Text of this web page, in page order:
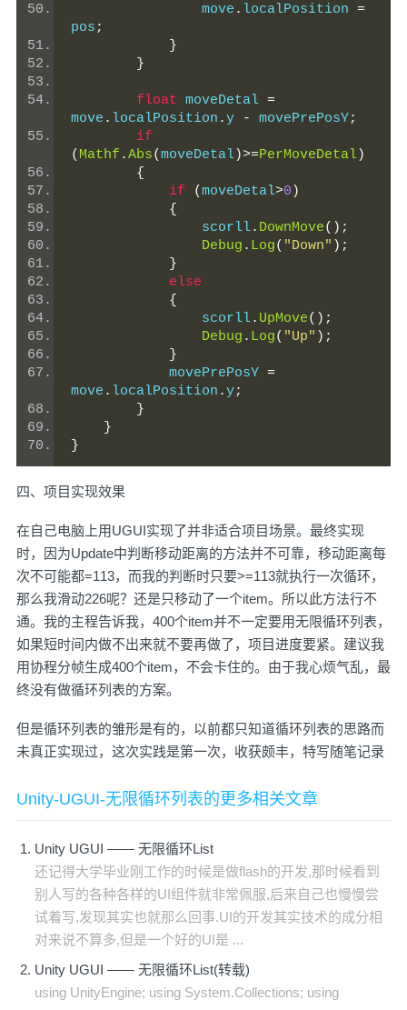
                move
. localPosition =
pos ;
}
}
float moveDetal =
move . localPosition .y - movePrePosY;
if
( Mathf .Abs(moveDetal)>=PerMoveDetal)
{
if
(moveDetal>0 )
{
                scorll
. DownMove();
Debug . Log( "Down" );
}
else
{
                scorll
. UpMove();
Debug . Log( "Up" );
}
            movePrePosY
=
move . localPosition .y;
}
}
}
四、项目实现效果
在自己电脑上用UGUI实现了并非适合项目场景。最终实现
时，因为Update中判断移动距离的方法并不可靠，移动距离每
次不可能都=113，而我的判断时只要>=113就执行一次循环，
那么我滑动226呢？还是只移动了一个item。所以此方法行不
通。我的主程告诉我，400个item并不一定要用无限循环列表，
如果短时间内做不出来就不要再做了，项目进度要紧。建议我
用协程分帧生成400个item，不会卡住的。由于我心烦气乱，最
终没有做循环列表的方案。
但是循环列表的雏形是有的，以前都只知道循环列表的思路而
未真正实现过，这次实践是第一次，收获颇丰，特写随笔记录
Unity-UGUI-无限循环列表的更多相关文章
Unity UGUI —— 无限循环List
还记得大学毕业刚工作的时候是做flash的开发,那时候看到
别人写的各种各样的UI组件就非常佩服,后来自己也慢慢尝
试着写,发现其实也就那么回事.UI的开发其实技术的成分相
对来说不算多,但是一个好的UI是 ...
Unity UGUI —— 无限循环List(转载)
using UnityEngine; using System.Collections; using